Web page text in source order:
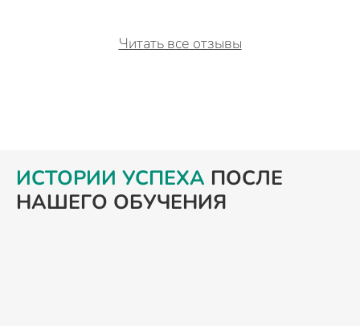
Читать все отзывы
ИСТОРИИ УСПЕХА ПОСЛЕ
НАШЕГО ОБУЧЕНИЯ